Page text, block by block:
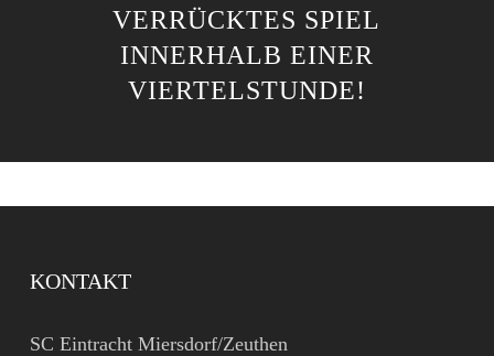
VERRÜCKTES SPIEL
INNERHALB EINER
VIERTELSTUNDE!
KONTAKT
SC Eintracht Miersdorf/Zeuthen